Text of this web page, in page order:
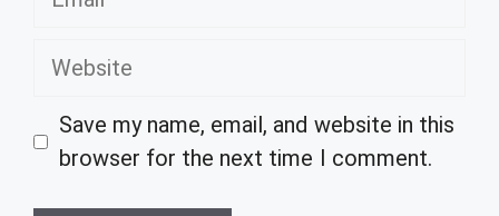
Website
Save my name, email, and website in this
browser for the next time I comment.